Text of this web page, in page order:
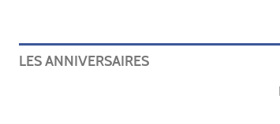
LES ANNIVERSAIRES